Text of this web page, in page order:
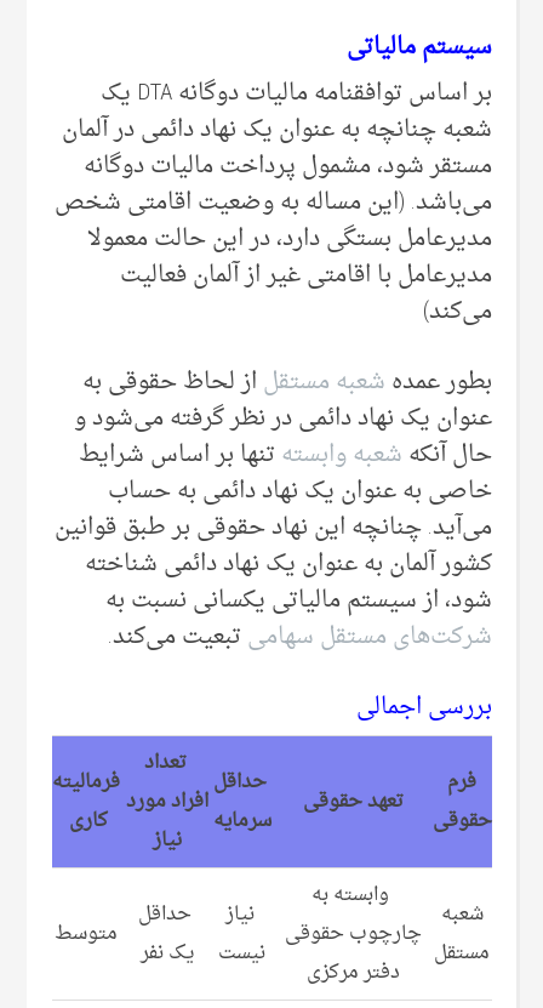
سیستم مالیاتی
بر اساس توافقنامه مالیات دوگانه DTA یک
شعبه چنانچه به عنوان یک نهاد دائمی در آلمان
مستقر شود، مشمول پرداخت مالیات دوگانه
می‌‌باشد. (این مساله به وضعیت اقامتی شخص
مدیرعامل بستگی دارد، در این حالت معمولا
مدیرعامل با اقامتی غیر از آلمان فعالیت
می‌کند)
بطور عمدهشعبه مستقلاز لحاظ حقوقی به
عنوان یک نهاد دائمی در نظر گرفته می‌‌شود و
حال آنکهشعبه وابستهتنها بر اساس شرایط
خاصی‌ به عنوان یک نهاد دائمی به حساب
می‌‌آید. چنانچه این نهاد حقوقی بر طبق قوانین
کشور آلمان به عنوان یک نهاد دائمی شناخته
شود، از سیستم مالیاتی یکسانی نسبت به
شرکت‌های مستقل سهامیتبعیت می‌‌کند.
بررسی اجمالی
فرم
حقوقی
تعهد حقوقی
حداقل
سرمایه
تعداد
افراد مورد
نیاز
فرمالیته
کاری
شعبه
مستقل
وابسته به
چارچوب حقوقی
دفتر مرکزی
نیاز
نیست
حداقل
یک نفر
متوسط